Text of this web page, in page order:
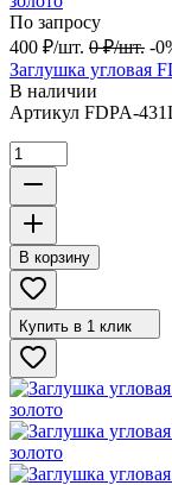
По запросу
400 ₽/шт. 0 ₽/шт. -
Заглушка угловая
В наличии
Артикул FDPA-
В корзину
Купить в 1 клик